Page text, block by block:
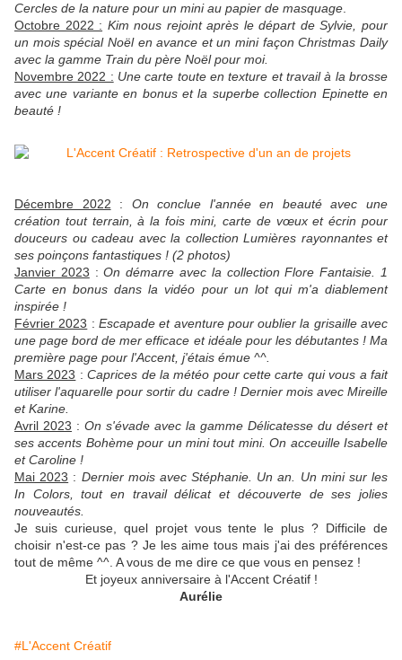
Cercles de la nature pour un mini au papier de masquage
Octobre 2022 : Kim nous rejoint après le départ de Sylvie, pour
un mois spécial Noël en avance et un mini façon Christmas Daily
avec la gamme Train du père Noël pour moi.
Novembre 2022 : Une carte toute en texture et travail à la brosse
avec une variante en bonus et la superbe collection Epinette en
beauté !
Décembre 2022 : On conclue l'année en beauté avec une
création tout terrain, à la fois mini, carte de vœux et écrin pour
douceurs ou cadeau avec la collection Lumières rayonnantes et
ses poinçons fantastiques ! (2 photos)
Janvier 2023 :On démarre avec la collection Flore Fantaisie. 1
Carte en bonus dans la vidéo pour un lot qui m'a diablement
inspirée !
Février 2023 : Escapade et aventure pour oublier la grisaille avec
une page bord de mer efficace et idéale pour les débutantes ! Ma
première page pour l'Accent, j'étais émue ^^.
Mars 2023 :Caprices de la météo pour cette carte qui vous a fait
utiliser l'aquarelle pour sortir du cadre ! Dernier mois avec Mireille
et Karine.
Avril 2023 : On s'évade avec la gamme Délicatesse du désert et
ses accents Bohème pour un mini tout mini. On acceuille Isabelle
et Caroline !
Mai 2023 : Dernier mois avec Stéphanie.
Un an. Un mini sur les
In Colors, tout en travail délicat et découverte de ses jolies
nouveautés.
Je suis curieuse, quel projet vous tente le plus ? Difficile de
choisir n'est-ce pas ? Je les aime tous mais j'ai des préférences
tout de même ^^. A vous de me dire ce que vous en pensez !
Et joyeux anniversaire à l'Accent Créatif !
Aurélie
#L'Accent Créatif